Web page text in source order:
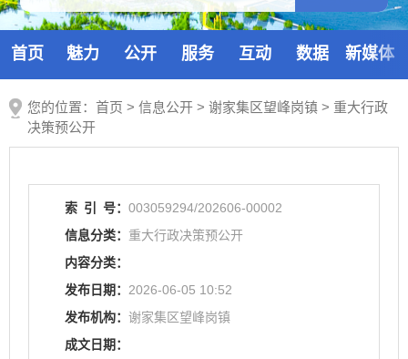
首页 魅力 公开 服务 互动 数据 新媒体
您的位置： 首页 > 信息公开 > 谢家集区望峰岗镇 > 重大行政
决策预公开
索 引 号： 003059294/202606-00002
信息分类： 重大行政决策预公开
内容分类：
发布日期： 2026-06-05 10:52
发布机构： 谢家集区望峰岗镇
成文日期：